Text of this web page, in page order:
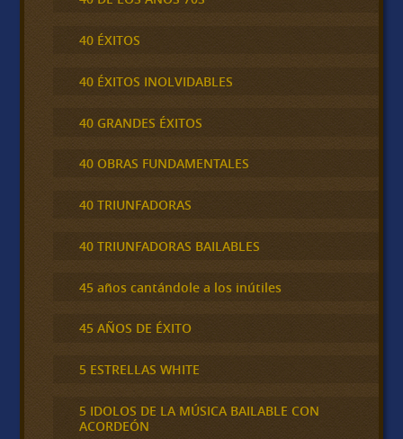
40 ÉXITOS
40 ÉXITOS INOLVIDABLES
40 GRANDES ÉXITOS
40 OBRAS FUNDAMENTALES
40 TRIUNFADORAS
40 TRIUNFADORAS BAILABLES
45 años cantándole a los inútiles
45 AÑOS DE ÉXITO
5 ESTRELLAS WHITE
5 IDOLOS DE LA MÚSICA BAILABLE CON
ACORDEÓN